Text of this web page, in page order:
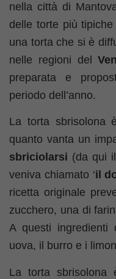
nella città di
delle torte più
una torta che si è
nelle regioni del
preparata e
periodo dell’anno.
La torta sbrisolona
quanto vanta un
sbriciolarsi (da qui
veniva chiamato ‘il
ricetta originale
zucchero, una di
A questi ingredienti
uova, il burro e i
La torta sbrisolona